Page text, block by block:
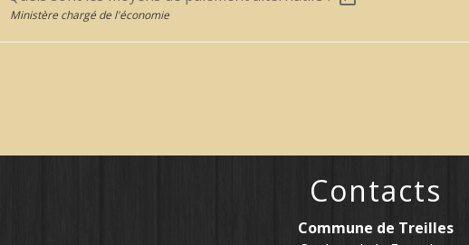
Ministère chargé de l'économie
Contacts
Commune de Treilles